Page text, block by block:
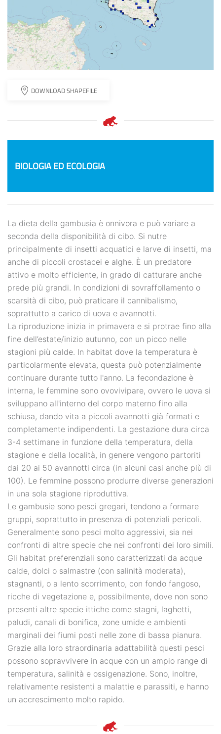
DOWNLOAD SHAPEFILE
BIOLOGIA ED ECOLOGIA
La dieta della gambusia è onnivora e può variare a
seconda della disponibilità di cibo. Si nutre
principalmente di insetti acquatici e larve di insetti, ma
anche di piccoli crostacei e alghe. È un predatore
attivo e molto efficiente, in grado di catturare anche
prede più grandi. In condizioni di sovraffollamento o
scarsità di cibo, può praticare il cannibalismo,
soprattutto a carico di uova e avannotti.
La riproduzione inizia in primavera e si protrae fino alla
fine dell’estate/inizio autunno, con un picco nelle
stagioni più calde. In habitat dove la temperatura è
particolarmente elevata, questa può potenzialmente
continuare durante tutto l'anno. La fecondazione è
interna, le femmine sono ovovivipare, ovvero le uova si
sviluppano all'interno del corpo materno fino alla
schiusa, dando vita a piccoli avannotti già formati e
completamente indipendenti. La gestazione dura circa
3-4 settimane in funzione della temperatura, della
stagione e della località, in genere vengono partoriti
dai 20 ai 50 avannotti circa (in alcuni casi anche più di
100). Le femmine possono produrre diverse generazioni
in una sola stagione riproduttiva.
Le gambusie sono pesci gregari, tendono a formare
gruppi, soprattutto in presenza di potenziali pericoli.
Generalmente sono pesci molto aggressivi, sia nei
confronti di altre specie che nei confronti dei loro simili.
Gli habitat preferenziali sono caratterizzati da acque
calde, dolci o salmastre (con salinità moderata),
stagnanti, o a lento scorrimento, con fondo fangoso,
ricche di vegetazione e, possibilmente, dove non sono
presenti altre specie ittiche come stagni, laghetti,
paludi, canali di bonifica, zone umide e ambienti
marginali dei fiumi posti nelle zone di bassa pianura.
Grazie alla loro straordinaria adattabilità questi pesci
possono sopravvivere in acque con un ampio range di
temperatura, salinità e ossigenazione. Sono, inoltre,
relativamente resistenti a malattie e parassiti, e hanno
un accrescimento molto rapido.